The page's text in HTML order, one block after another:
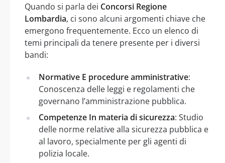
Quando si parla dei Concorsi Regione
Lombardia, ci sono alcuni argomenti chiave che
emergono frequentemente. Ecco un elenco di
temi principali da tenere presente per i diversi
bandi:
Normative E procedure amministrative:
Conoscenza delle leggi e regolamenti che
governano l’amministrazione pubblica.
Competenze In materia di sicurezza: Studio
delle norme relative alla sicurezza pubblica e
al lavoro, specialmente per gli agenti di
polizia locale.